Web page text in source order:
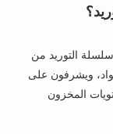
التوريد من
ويشرفون على
المخزون